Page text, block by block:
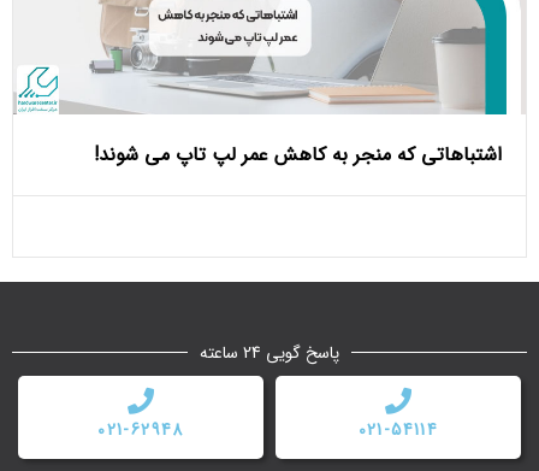
اشتباهاتی که منجر به کاهش عمر لپ تاپ می ‌شوند!
پاسخ گویی 24 ساعته
021-54114
021-62948